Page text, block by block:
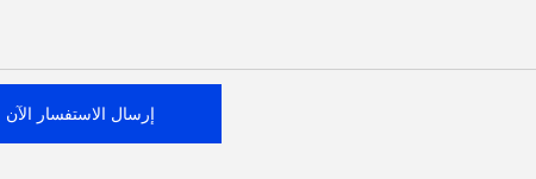
إرسال الاستفسار الآن